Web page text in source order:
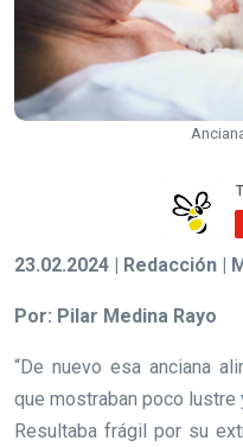
23.02.2024 | Redacción |
Por: Pilar Medina Rayo
“De nuevo esa anciana
que mostraban poco lustre
Resultaba frágil por su